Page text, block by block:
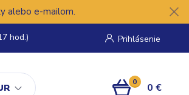
alebo e-mailom.
Prihlásenie
hod.)
0 0 €